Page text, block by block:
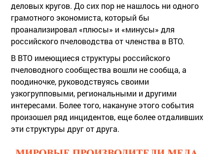
деловых кругов. До сих пор не нашлось ни одного
грамотного экономиста, который бы
проанализировал «плюсы» и «минусы» для
российского пчеловодства от членства в ВТО.
В ВТО имеющиеся структуры российского
пчеловодного сообщества вошли не сообща, а
поодиночке, руководствуясь своими
узкогрупповыми, региональными и другими
интересами. Более того, накануне этого события
произошел ряд инцидентов, еще более отдаливших
эти структуры друг от друга.